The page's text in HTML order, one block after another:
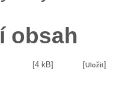
obsah
[4 kB] [Uložit]